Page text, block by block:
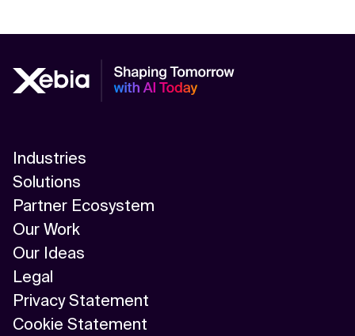
Industries
Solutions
Partner Ecosystem
Our Work
Our Ideas
Legal
Privacy Statement
Cookie Statement